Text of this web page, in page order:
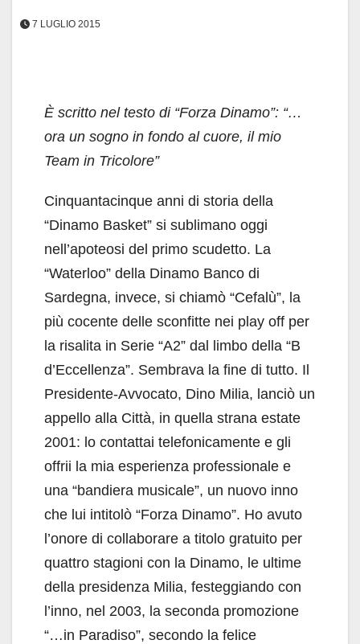
7 LUGLIO 2015
È scritto nel testo di “Forza Dinamo”: “…
ora un sogno in fondo al cuore, il mio
Team in Tricolore”
Cinquantacinque anni di storia della
“Dinamo Basket” si sublimano oggi
nell’apoteosi del primo scudetto. La
“Waterloo” della Dinamo Banco di
Sardegna, invece, si chiamò “Cefalù”, la
più cocente delle sconfitte nei play off per
la risalita in Serie “A2” dal limbo della “B
d’Eccellenza”. Sembrava la fine di tutto. Il
Presidente-Avvocato, Dino Milia, lanciò un
appello alla Città, in quella strana estate
2001: lo contattai telefonicamente e gli
offrii la mia esperienza professionale e
una “bandiera musicale”, un nuovo inno
che lui intitolò “Forza Dinamo”. Ho avuto
l’onore di collaborare a titolo gratuito per
quattro stagioni con la Dinamo, le ultime
della presidenza Milia, festeggiando con
l’inno, nel 2003, la seconda promozione
“…in Paradiso”, secondo la felice